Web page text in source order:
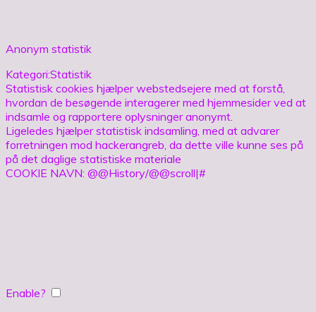
Anonym statistik
Kategori:Statistik
Statistisk cookies hjælper webstedsejere med at forstå,
hvordan de besøgende interagerer med hjemmesider ved at
indsamle og rapportere oplysninger anonymt.
Ligeledes hjælper statistisk indsamling, med at advarer
forretningen mod hackerangreb, da dette ville kunne ses på
på det daglige statistiske materiale
COOKIE NAVN: @@History/@@scroll|#
Enable?